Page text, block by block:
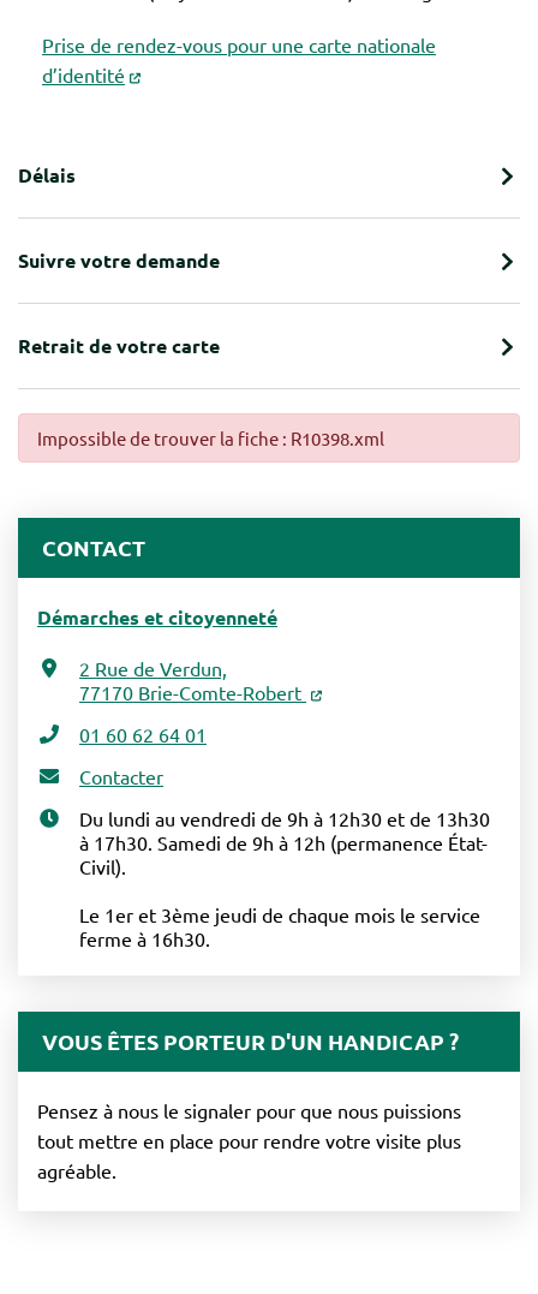
Prise de rendez-vous pour une carte nationale
d’identité
Délais
Suivre votre demande
Retrait de votre carte
Impossible de trouver la fiche : R10398.xml
CONTACT
Démarches et citoyenneté
2 Rue de Verdun,
77170 Brie-Comte-Robert
01 60 62 64 01
Contacter
Du lundi au vendredi de 9h à 12h30 et de 13h30
à 17h30. Samedi de 9h à 12h (permanence État-
Civil).
Le 1er et 3ème jeudi de chaque mois le service
ferme à 16h30.
VOUS ÊTES PORTEUR D'UN HANDICAP ?
Pensez à nous le signaler pour que nous puissions
tout mettre en place pour rendre votre visite plus
agréable.